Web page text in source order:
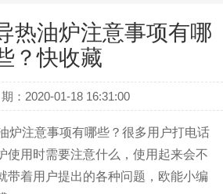
热油炉注意事项有哪
？快收藏
：2020-01-18 16:31:00
炉注意事项有哪些？很多用户打电话
使用时需要注意什么，使用起来会不
带着用户提出的各种问题，欧能小编